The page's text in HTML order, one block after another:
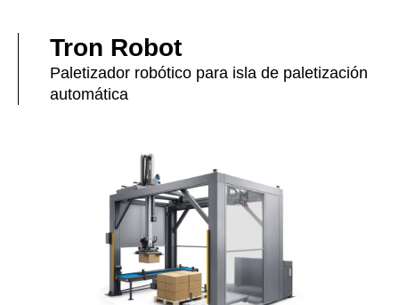
Tron Robot
Paletizador robótico para isla de paletización
automática